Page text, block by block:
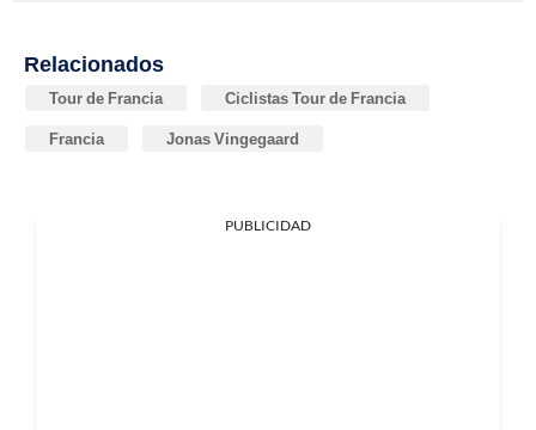
Relacionados
Tour de Francia Ciclistas Tour de Francia
Francia Jonas Vingegaard
PUBLICIDAD